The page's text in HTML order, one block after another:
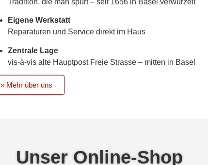
Tradition, die man spürt – seit 1656 in Basel verwurzelt
Eigene Werkstatt
Reparaturen und Service direkt im Haus
Zentrale Lage
vis-à-vis alte Hauptpost Freie Strasse – mitten in Basel
» Mehr über uns
Unser Online-Shop